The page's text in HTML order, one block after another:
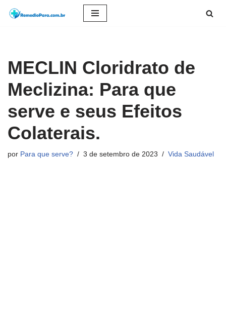
conteúdo
MECLIN Cloridrato de
Meclizina: Para que
serve e seus Efeitos
Colaterais.
por Para que serve? 3 de setembro de 2023 Vida Saudável